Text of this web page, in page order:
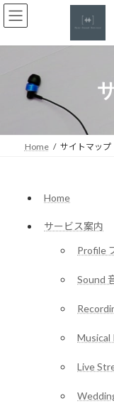
コ
ン
ン
プ
ナ
ビ
ー
動
Home サイトマップ
Home
サービス案内
Profile
Sound
Musical
Live